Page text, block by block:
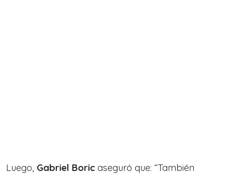
Luego, Gabriel Boric aseguró que: “También